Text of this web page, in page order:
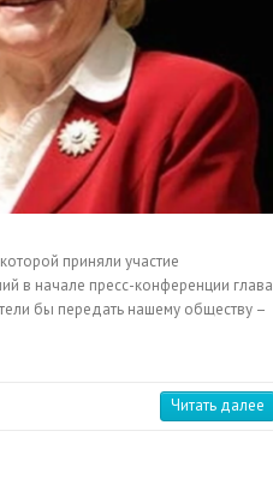
приняли участие
в начале пресс-конференции глава
бы передать нашему обществу –
Читать далее